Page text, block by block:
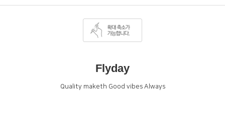
Flyday
Quality maketh Good vibes Always